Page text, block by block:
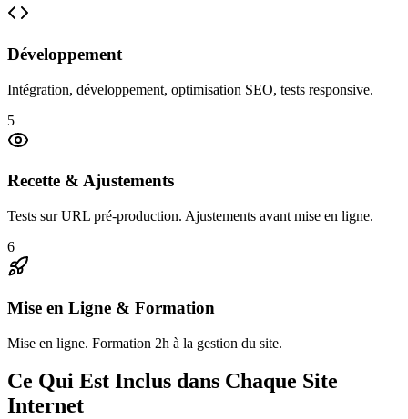
Développement
Intégration, développement, optimisation SEO, tests responsive.
5
Recette & Ajustements
Tests sur URL pré-production. Ajustements avant mise en ligne.
6
Mise en Ligne & Formation
Mise en ligne. Formation 2h à la gestion du site.
Ce Qui Est Inclus dans Chaque Site
Internet